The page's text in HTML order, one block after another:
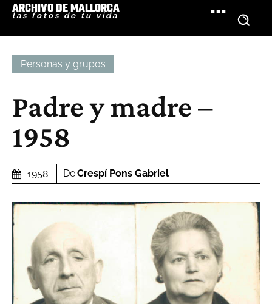
ARCHIVO DE MALLORCA
las fotos de tu vida
Personas y grupos
Padre y madre –
1958
1958 DeCrespí Pons Gabriel